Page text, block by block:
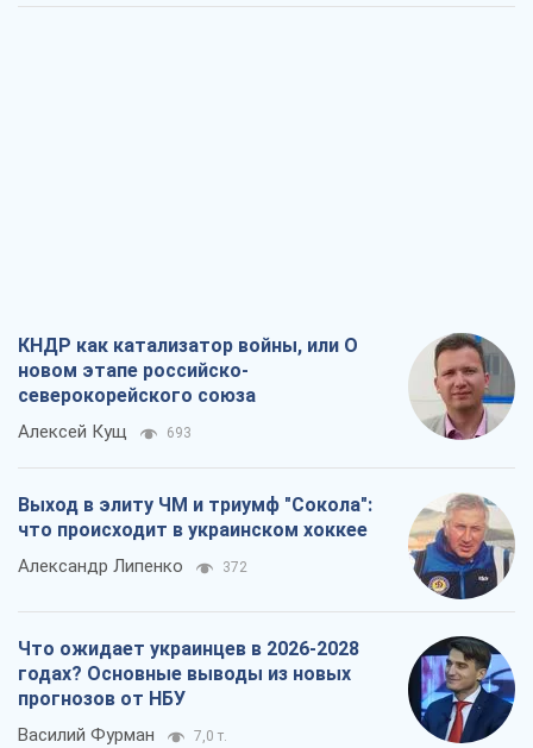
КНДР как катализатор войны, или О
новом этапе российско-
северокорейского союза
Алексей Кущ 693
Выход в элиту ЧМ и триумф "Сокола":
что происходит в украинском хоккее
Александр Липенко 372
Что ожидает украинцев в 2026-2028
годах? Основные выводы из новых
прогнозов от НБУ
Василий Фурман 7,0 т.